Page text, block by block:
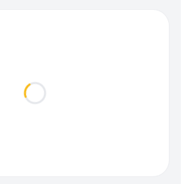
Loading...